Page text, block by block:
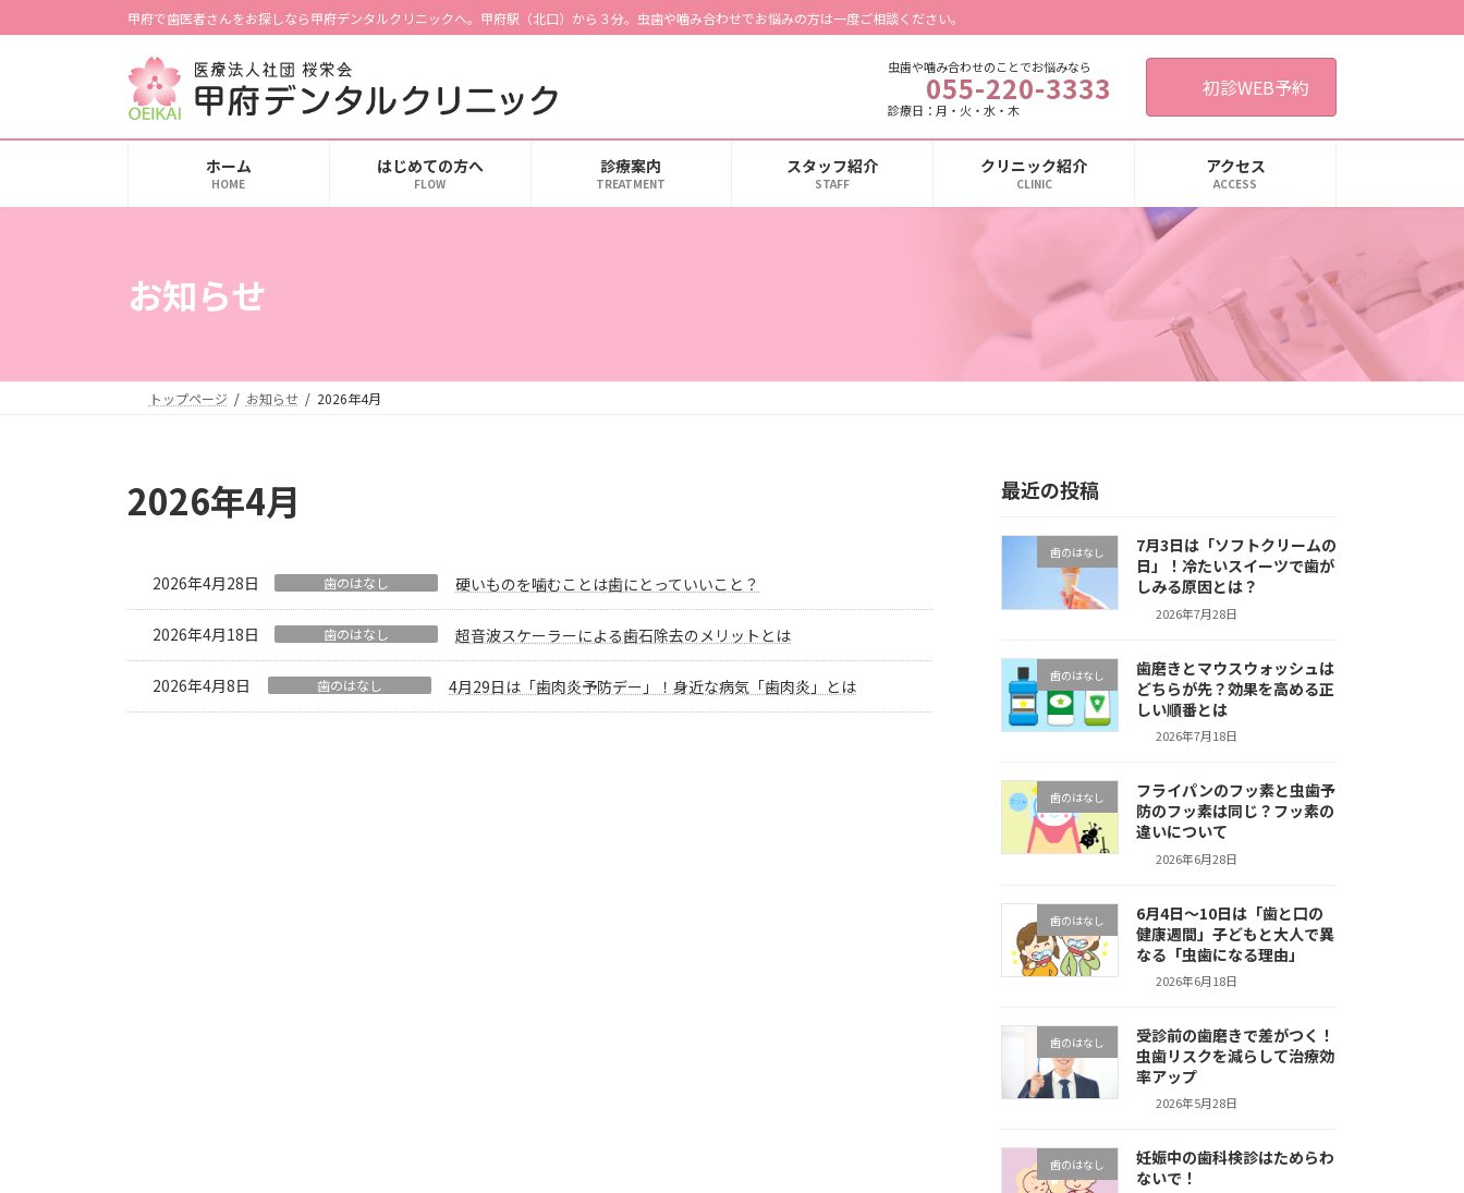
ン
へ
ビ
ョ
甲府で歯医者さんをお探しなら甲府デンタルクリニックへ。甲府駅（北口）から３分。虫歯や噛み合わせでお悩みの方は一度ご相談ください。
虫歯や噛み合わせのことでお悩みなら
055-220-3333
診療日：月・火・水・木
初診WEB予約
ホーム
HOME
はじめての方へ
FLOW
診療案内
TREATMENT
スタッフ紹介
STAFF
クリニック紹介
CLINIC
アクセス
ACCESS
お知らせ
トップページ お知らせ 2026年4月
2026年4月
2026年4月28日 歯のはなし 硬いものを噛むことは歯にとっていいこと？
2026年4月18日 歯のはなし 超音波スケーラーによる歯石除去のメリットとは
2026年4月8日 歯のはなし 4月29日は「歯肉炎予防デー」！身近な病気「歯肉炎」とは
最近の投稿
歯のはなし
7月3日は「ソフトクリームの
日」！冷たいスイーツで歯が
しみる原因とは？
2026年7月28日
歯のはなし
歯磨きとマウスウォッシュは
どちらが先？効果を高める正
しい順番とは
2026年7月18日
歯のはなし
フライパンのフッ素と虫歯予
防のフッ素は同じ？フッ素の
違いについて
2026年6月28日
歯のはなし
6月4日～10日は「歯と口の
健康週間」子どもと大人で異
なる「虫歯になる理由」
2026年6月18日
歯のはなし
受診前の歯磨きで差がつく！
虫歯リスクを減らして治療効
率アップ
2026年5月28日
歯のはなし
妊娠中の歯科検診はためらわ
ないで！